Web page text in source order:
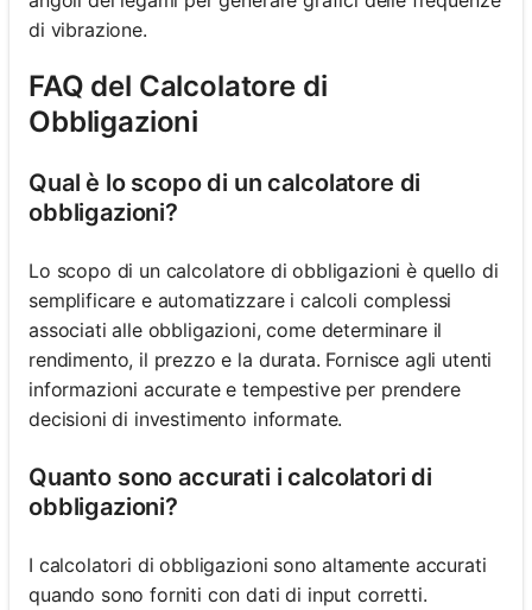
di vibrazione.
FAQ del Calcolatore di
Obbligazioni
Qual è lo scopo di un calcolatore di
obbligazioni?
Lo scopo di un calcolatore di obbligazioni è quello di
semplificare e automatizzare i calcoli complessi
associati alle obbligazioni, come determinare il
rendimento, il prezzo e la durata. Fornisce agli utenti
informazioni accurate e tempestive per prendere
decisioni di investimento informate.
Quanto sono accurati i calcolatori di
obbligazioni?
I calcolatori di obbligazioni sono altamente accurati
quando sono forniti con dati di input corretti.